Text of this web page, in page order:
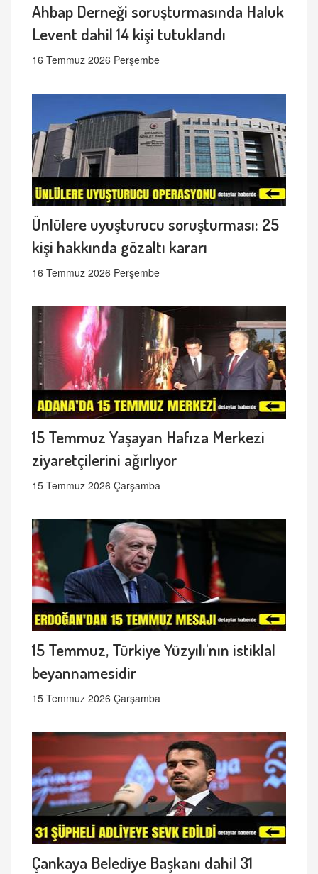
Ahbap Derneği soruşturmasında Haluk
Levent dahil 14 kişi tutuklandı
16 Temmuz 2026 Perşembe
Ünlülere uyuşturucu soruşturması: 25
kişi hakkında gözaltı kararı
16 Temmuz 2026 Perşembe
15 Temmuz Yaşayan Hafıza Merkezi
ziyaretçilerini ağırlıyor
15 Temmuz 2026 Çarşamba
15 Temmuz, Türkiye Yüzyılı'nın istiklal
beyannamesidir
15 Temmuz 2026 Çarşamba
Çankaya Belediye Başkanı dahil 31